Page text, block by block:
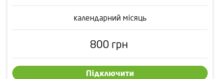
календарний місяць
800 грн
Підключити